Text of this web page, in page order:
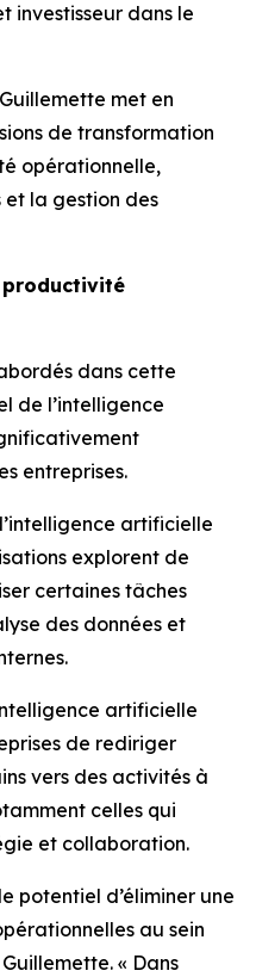
investisseur dans le
met en
de transformation
opérationnelle,
et la gestion des
dans cette
de l’intelligence
entreprises.
artificielle
explorent de
certaines tâches
des données et
artificielle
de rediriger
vers des activités à
celles qui
et collaboration.
potentiel d’éliminer une
au sein
« Dans